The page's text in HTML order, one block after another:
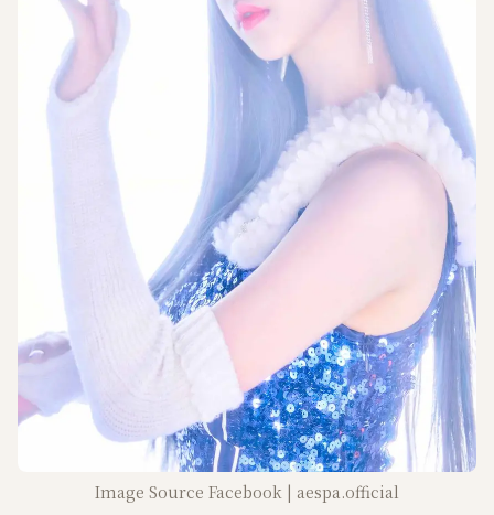
Image Source Facebook | aespa.official